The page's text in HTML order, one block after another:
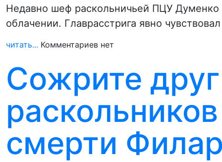
Недавно шеф раскольничьей ПЦУ Думенко
облачении. Главрасстрига явно
читать... Комментариев нет
Сожрите
смерти